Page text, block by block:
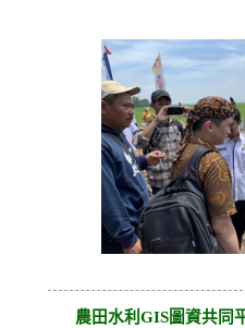
農田水利GIS圖資共同